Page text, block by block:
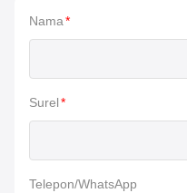
Nama*
Surel*
Telepon/WhatsApp